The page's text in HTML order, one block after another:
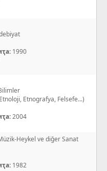
1990
Etnografya, Felsefe...)
2004
Heykel ve diğer Sanat
1982